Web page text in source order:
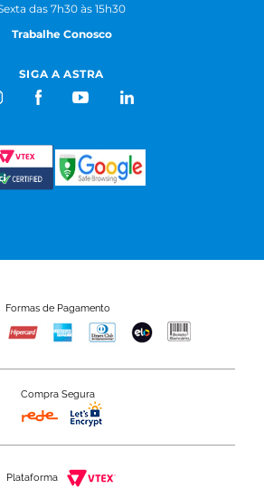
das 7h30 às 15h30
Trabalhe Conosco
SIGA A ASTRA
Formas de Pagamento
Compra Segura
Plataforma